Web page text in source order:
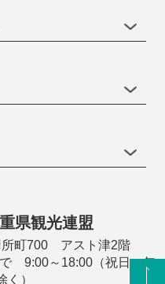
県観光連盟
町700 アスト津2階
9:00～18:00（祝日・年
く）